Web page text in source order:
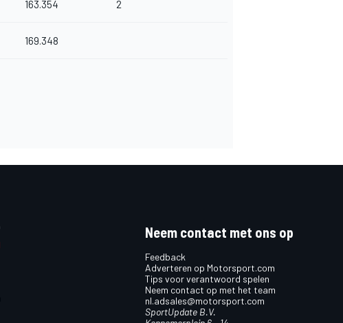
163.354 2
169.348
Neem contact met ons op
Feedback
Adverteren op Motorsport.com
Tips voor verantwoord spelen
Neem contact op met het team
nl.adsales@motorsport.com
SportUpdate B.V.